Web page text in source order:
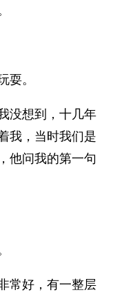
。
没想到，十几年
我，当时我们是
他问我的第一句
常好，有一整层